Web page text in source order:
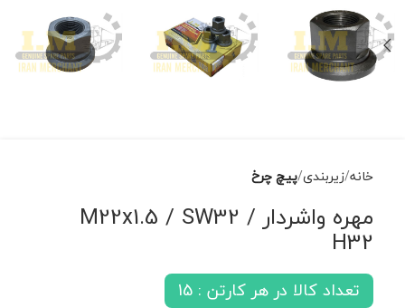
خانه زیربندی پیچ چرخ
مهره واشردار M22x1.5 / SW32 /
H32
تعداد کالا در هر کارتن : 15